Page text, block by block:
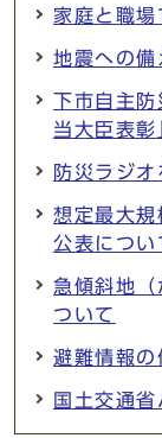
家庭と職
地震への備
下市自主
当大臣表彰
防災ラジ
想定最大規
公表につい
急傾斜地（
ついて
避難情報の
国土交通